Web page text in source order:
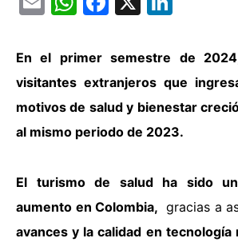
En el primer semestre de
visitantes extranjeros que
motivos de salud y bienestar
al mismo periodo de 2023.
El turismo de salud ha sido
aumento en Colombia, gracias a
avances y la calidad en tecnología